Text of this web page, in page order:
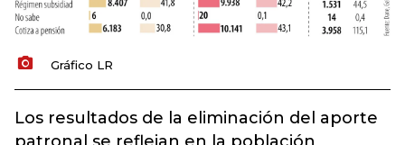
Gráfico LR
Los resultados de la eliminación del aporte